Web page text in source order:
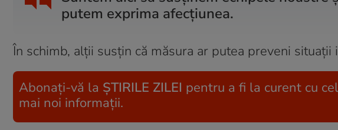
putem exprima afecțiunea.
În schimb, alții susțin că măsura ar putea preveni
Abonați-vă la ȘTIRILE ZILEI pentru a fi la curent cu
mai noi informații.